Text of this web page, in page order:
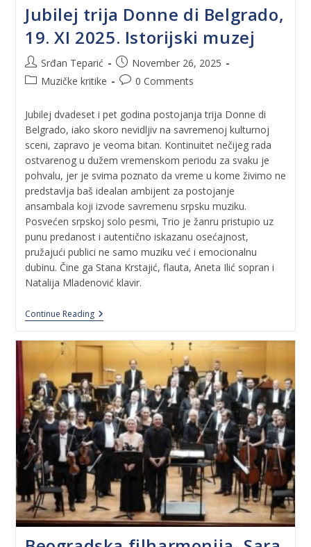
Jubilej trija Donne di Belgrado,
19. XI 2025. Istorijski muzej
Srđan Teparić
November 26, 2025
Muzičke kritike
0 Comments
Jubilej dvadeset i pet godina postojanja trija Donne di
Belgrado, iako skoro nevidljiv na savremenoj kulturnoj
sceni, zapravo je veoma bitan. Kontinuitet nečijeg rada
ostvarenog u dužem vremenskom periodu za svaku je
pohvalu, jer je svima poznato da vreme u kome živimo ne
predstavlja baš idealan ambijent za postojanje
ansambala koji izvode savremenu srpsku muziku.
Posvećen srpskoj solo pesmi, Trio je žanru pristupio uz
punu predanost i autentično iskazanu osećajnost,
pružajući publici ne samo muziku već i emocionalnu
dubinu. Čine ga Stana Krstajić, flauta, Aneta Ilić sopran i
Natalija Mladenović klavir.
Continue Reading